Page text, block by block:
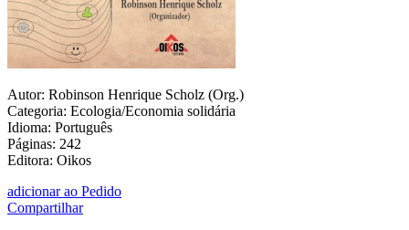
Autor: Robinson Henrique Scholz (Org.)
Categoria: Ecologia/Economia solidária
Idioma: Português
Páginas: 242
Editora: Oikos
adicionar ao Pedido
Compartilhar